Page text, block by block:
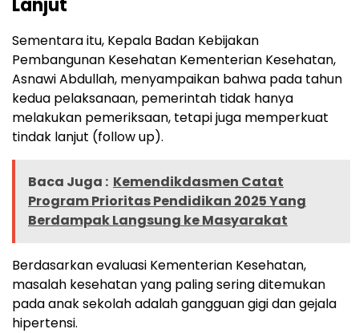
Lanjut
Sementara itu, Kepala Badan Kebijakan
Pembangunan Kesehatan Kementerian Kesehatan,
Asnawi Abdullah, menyampaikan bahwa pada tahun
kedua pelaksanaan, pemerintah tidak hanya
melakukan pemeriksaan, tetapi juga memperkuat
tindak lanjut (follow up).
Baca Juga : Kemendikdasmen Catat
Program Prioritas Pendidikan 2025 Yang
Berdampak Langsung ke Masyarakat
Berdasarkan evaluasi Kementerian Kesehatan,
masalah kesehatan yang paling sering ditemukan
pada anak sekolah adalah gangguan gigi dan gejala
hipertensi.